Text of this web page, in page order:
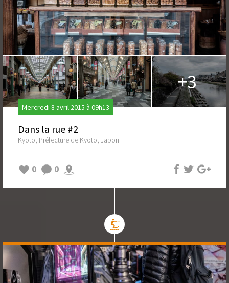
+3
Mercredi 8 avril 2015 à 09h13
Dans la rue #2
Kyoto, Préfecture de Kyoto, Japon
0 0